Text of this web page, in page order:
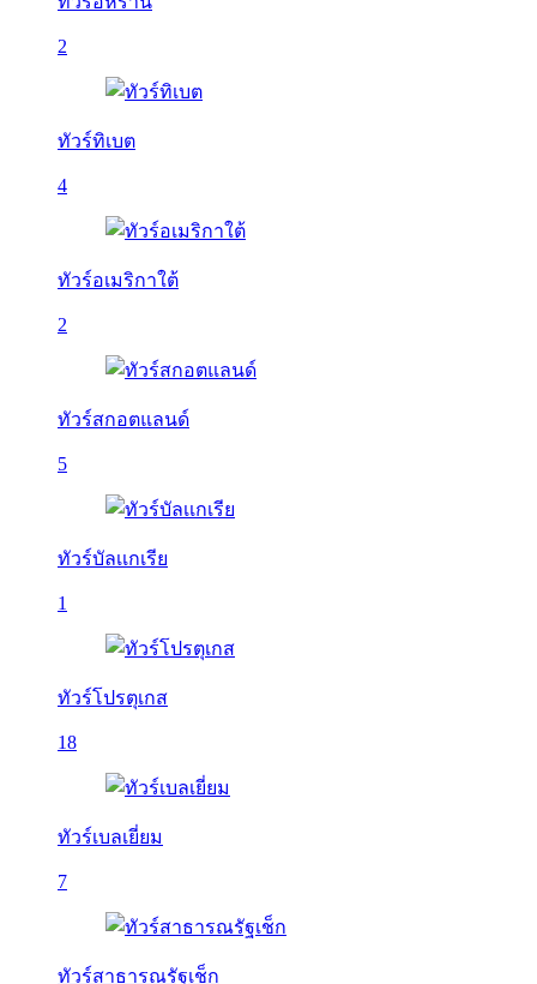
2
ทัวร์ทิเบต
4
ทัวร์อเมริกาใต้
2
ทัวร์สกอตแลนด์
5
ทัวร์บัลเเกเรีย
1
ทัวร์โปรตุเกส
18
ทัวร์เบลเยี่ยม
7
ทัวร์สาธารณรัฐเช็ก